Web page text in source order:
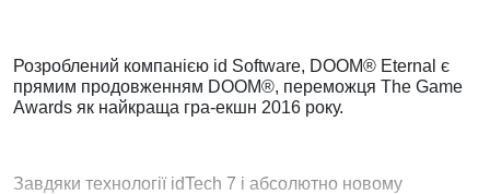
Розроблений компанією id Software, DOOM® Eternal є
прямим продовженням DOOM®, переможця The Game
Awards як найкраща гра-екшн 2016 року.
Завдяки технології idTech 7 і абсолютно новому